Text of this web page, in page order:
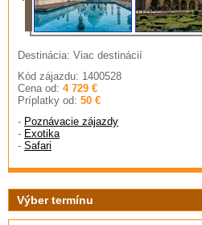
Destinácia: Viac destinácií
Kód zájazdu: 1400528
Cena od: 4 729 €
Príplatky od: 50 €
- Poznávacie zájazdy
- Exotika
- Safari
Výber termínu